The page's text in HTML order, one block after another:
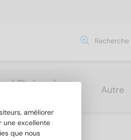
/ Chaînes /
Autre
améliorer
une excellente
que nous